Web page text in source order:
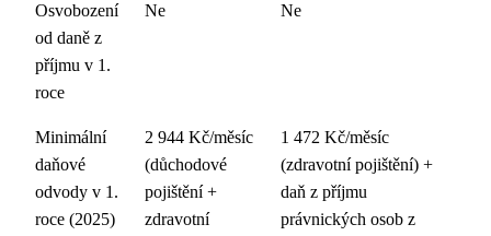
Osvobození
od daně z
příjmu v 1.
roce
Ne Ne
Minimální
daňové
odvody v 1.
roce (2025)
2 944 Kč/měsíc
(důchodové
pojištění +
zdravotní
1 472 Kč/měsíc
(zdravotní pojištění) +
daň z příjmu
právnických osob z